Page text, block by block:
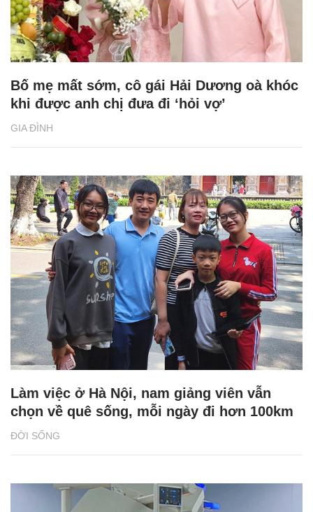
GIA ĐÌNH
Bố mẹ mất sớm, cô gái Hải Dương oà khóc
khi được anh chị đưa đi ‘hỏi vợ’
ĐỜI SỐNG
Làm việc ở Hà Nội, nam giảng viên vẫn
chọn về quê sống, mỗi ngày đi hơn 100km